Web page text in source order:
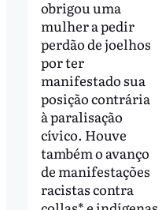
obrigou uma
mulher a pedir
perdão de joelhos
por ter
manifestado sua
posição contrária
à paralisação
cívico. Houve
também o avanço
de manifestações
racistas contra